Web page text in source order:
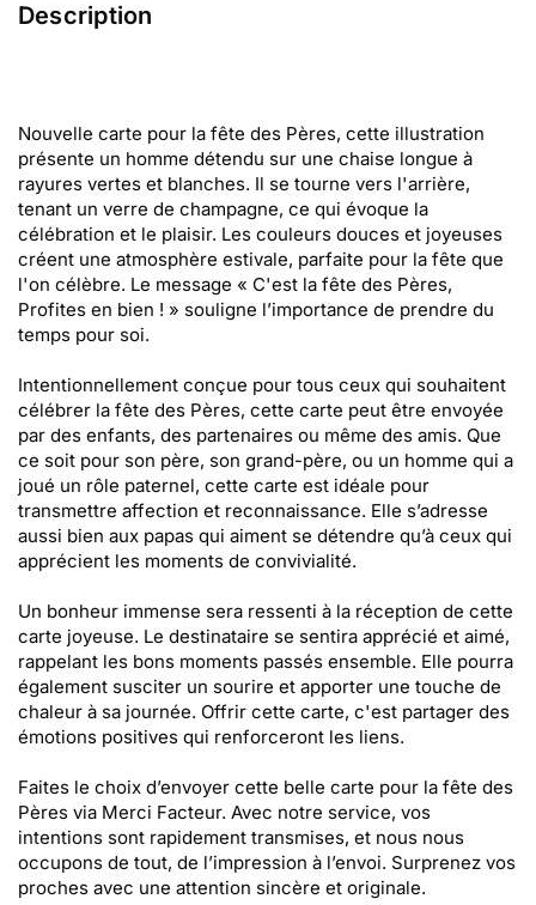
Description
Nouvelle carte pour la fête des Pères, cette illustration
présente un homme détendu sur une chaise longue à
rayures vertes et blanches. Il se tourne vers l'arrière,
tenant un verre de champagne, ce qui évoque la
célébration et le plaisir. Les couleurs douces et joyeuses
créent une atmosphère estivale, parfaite pour la fête que
l'on célèbre. Le message « C'est la fête des Pères,
Profites en bien ! » souligne l’importance de prendre du
temps pour soi.
Intentionnellement conçue pour tous ceux qui souhaitent
célébrer la fête des Pères, cette carte peut être envoyée
par des enfants, des partenaires ou même des amis. Que
ce soit pour son père, son grand-père, ou un homme qui a
joué un rôle paternel, cette carte est idéale pour
transmettre affection et reconnaissance. Elle s’adresse
aussi bien aux papas qui aiment se détendre qu’à ceux qui
apprécient les moments de convivialité.
Un bonheur immense sera ressenti à la réception de cette
carte joyeuse. Le destinataire se sentira apprécié et aimé,
rappelant les bons moments passés ensemble. Elle pourra
également susciter un sourire et apporter une touche de
chaleur à sa journée. Offrir cette carte, c'est partager des
émotions positives qui renforceront les liens.
Faites le choix d’envoyer cette belle carte pour la fête des
Pères via Merci Facteur. Avec notre service, vos
intentions sont rapidement transmises, et nous nous
occupons de tout, de l’impression à l’envoi. Surprenez vos
proches avec une attention sincère et originale.